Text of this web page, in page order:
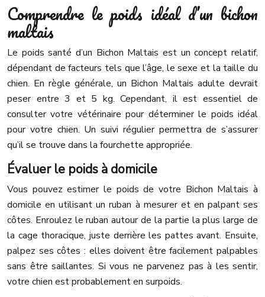
Comprendre le poids idéal d’un bichon
maltais
Le poids santé d’un Bichon Maltais est un concept relatif,
dépendant de facteurs tels que l’âge, le sexe et la taille du
chien. En règle générale, un Bichon Maltais adulte devrait
peser entre 3 et 5 kg. Cependant, il est essentiel de
consulter votre vétérinaire pour déterminer le poids idéal
pour votre chien. Un suivi régulier permettra de s’assurer
qu’il se trouve dans la fourchette appropriée.
Évaluer le poids à domicile
Vous pouvez estimer le poids de votre Bichon Maltais à
domicile en utilisant un ruban à mesurer et en palpant ses
côtes. Enroulez le ruban autour de la partie la plus large de
la cage thoracique, juste derrière les pattes avant. Ensuite,
palpez ses côtes : elles doivent être facilement palpables
sans être saillantes. Si vous ne parvenez pas à les sentir,
votre chien est probablement en surpoids.